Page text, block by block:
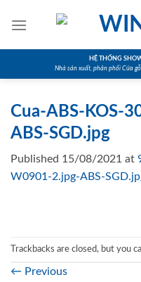
HỆ THỐNG
Nhà sản xuất, phân phối Cửa
Cua-ABS-KOS-
ABS-SGD.jpg
Published 15/08/2021 at
W0901-2.jpg-ABS-
Trackbacks are closed, but you
← Previous